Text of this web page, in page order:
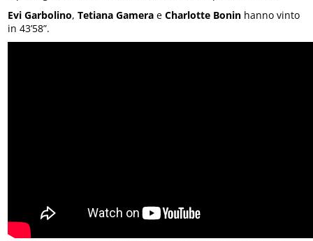
Evi Garbolino,Tetiana Gamera eCharlotte Bonin hanno vinto
in 43’58”.